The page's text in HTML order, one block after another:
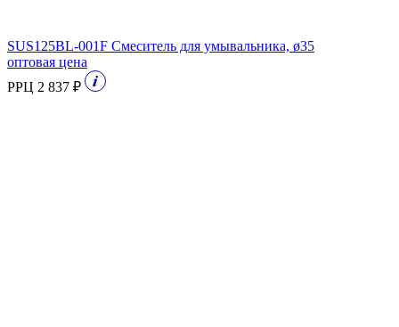
SUS125BL-001F Смеситель для умывальника, ø35
оптовая цена
РРЦ 2 837 ₽